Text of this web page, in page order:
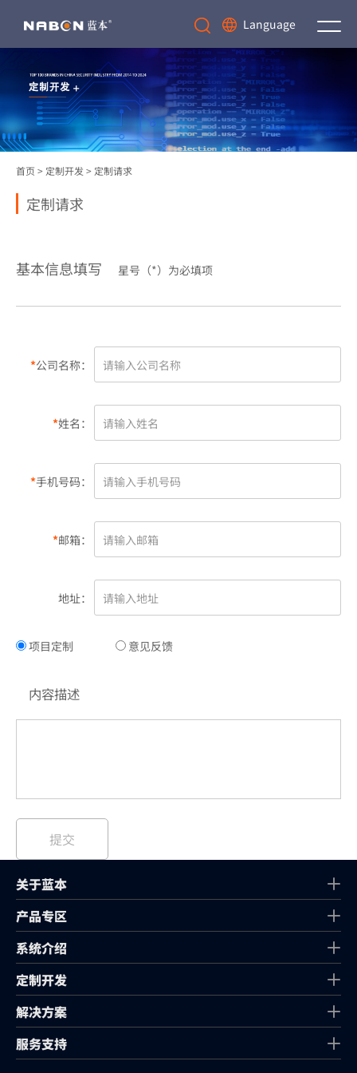
Language
首页 > 定制开发 > 定制请求
定制请求
基本信息填写 星号（*）为必填项
*公司名称：
*姓名：
*手机号码：
*邮箱：
地址：
项目定制 意见反馈
内容描述
关于蓝本
产品专区
系统介绍
定制开发
解决方案
服务支持